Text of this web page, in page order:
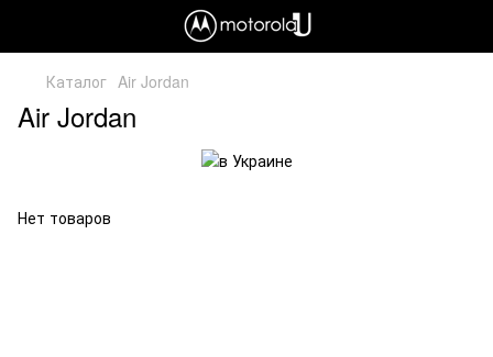
Каталог Air Jordan
Air Jordan
Нет товаров